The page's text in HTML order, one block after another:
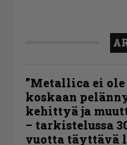
”Metallica ei ole
koskaan
kehittyä ja
– tarkistelussa
vuotta täyttävä